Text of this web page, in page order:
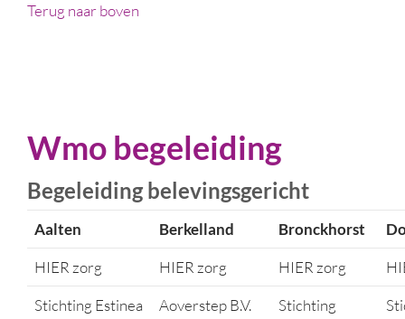
Terug naar boven
Wmo begeleiding
Begeleiding belevingsgericht
Aalten Berkelland Bronckhorst
HIER zorg
HIER zorg HIER zorg
Stichting Estinea
Aoverstep B.V.
Stichting